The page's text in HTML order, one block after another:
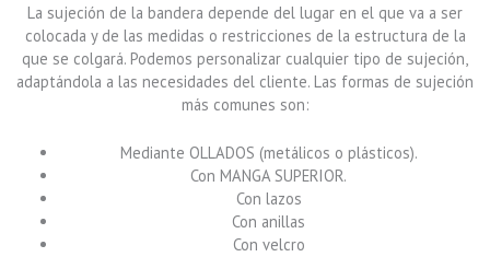
La sujeción de la bandera depende del lugar en el que va a ser
colocada y de las medidas o restricciones de la estructura de la
que se colgará. Podemos personalizar cualquier tipo de sujeción,
adaptándola a las necesidades del cliente. Las formas de sujeción
más comunes son:
Mediante OLLADOS (metálicos o plásticos).
Con MANGA SUPERIOR.
Con lazos
Con anillas
Con velcro